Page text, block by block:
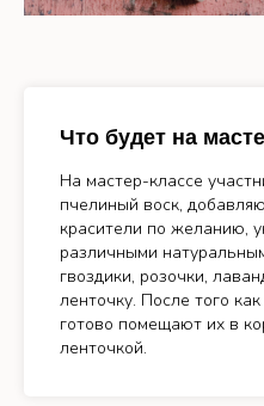
Что будет на
На мастер-классе
пчелиный воск,
красители по желанию,
различными
гвоздики, розочки,
ленточку. После того
готово помещают их в
ленточкой.